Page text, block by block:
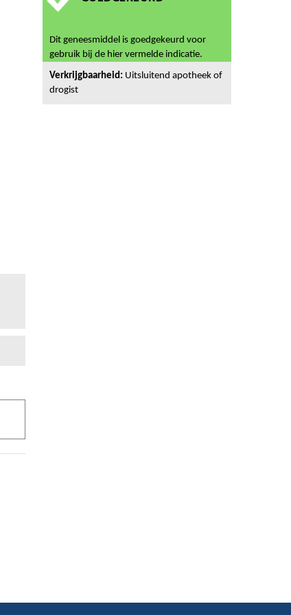
Dit geneesmiddel is goedgekeurd voor
gebruik bij de hier vermelde indicatie.
Verkrijgbaarheid: Uitsluitend apotheek of
drogist